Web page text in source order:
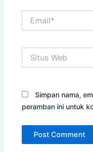
Web
Simpan nama,
peramban ini untuk